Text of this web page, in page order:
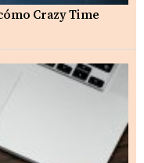
Crazy Time